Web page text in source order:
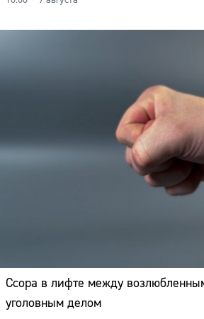
Ссора в лифте между
уголовным делом